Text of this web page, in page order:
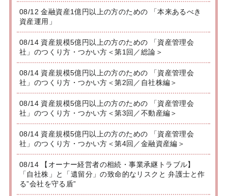
08/12 金融資産1億円以上の方のための 「本来あるべき
資産運用」
08/14 資産規模5億円以上の方のための 「資産管理会
社」のつくり方・つかい方＜第1回／総論＞
08/14 資産規模5億円以上の方のための 「資産管理会
社」のつくり方・つかい方＜第2回／自社株編＞
08/14 資産規模5億円以上の方のための 「資産管理会
社」のつくり方・つかい方＜第3回／不動産編＞
08/14 資産規模5億円以上の方のための 「資産管理会
社」のつくり方・つかい方＜第4回／金融資産編＞
08/14 【オーナー経営者の相続・事業承継トラブル】
「自社株」と「遺留分」の致命的なリスクと 弁護士と作
る”会社を守る盾”